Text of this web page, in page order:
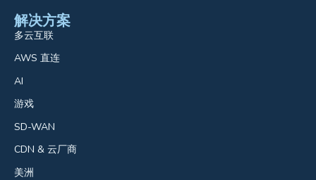
解决方案
多云互联
AWS 直连
AI
游戏
SD-WAN
CDN & 云厂商
美洲